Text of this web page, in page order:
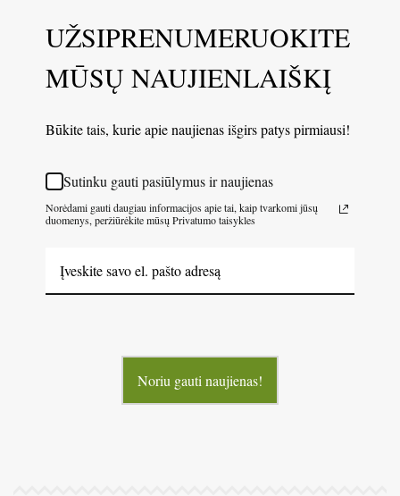
UŽSIPRENUMERUOKITE
MŪSŲ NAUJIENLAIŠKĮ
Būkite tais, kurie apie naujienas išgirs patys pirmiausi!
Sutinku gauti pasiūlymus ir naujienas
Norėdami gauti daugiau informacijos apie tai, kaip tvarkomi jūsų
duomenys, peržiūrėkite mūsų Privatumo taisykles
Noriu gauti naujienas!